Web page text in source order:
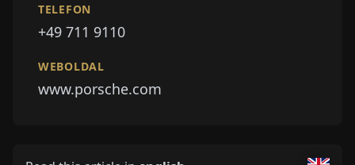
TELEFON
+49 711 9110
WEBOLDAL
www.porsche.com